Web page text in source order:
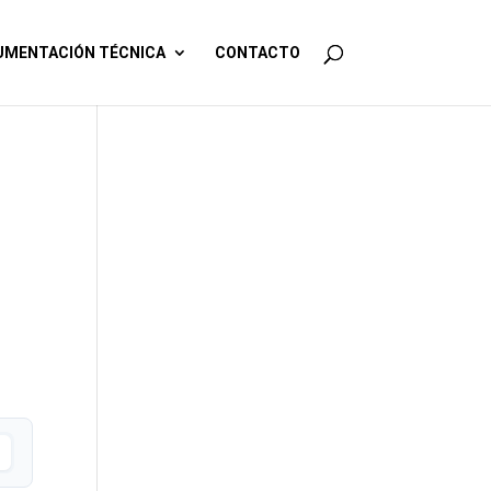
TÉCNICA CONTACTO